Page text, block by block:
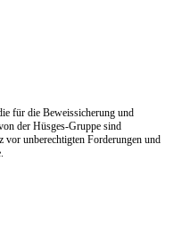
für die Beweissicherung und
der Hüsges-Gruppe sind
vor unberechtigten Forderungen und